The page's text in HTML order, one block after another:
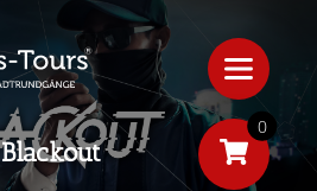
Blackout
0